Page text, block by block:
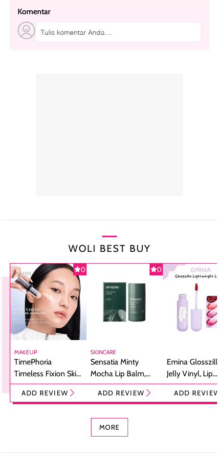
Komentar
Tulis komentar Anda....
WOLI BEST BUY
0
MAKEUP
TimePhoria
Timeless Fixion Skin
Tint Stick,
Foundation dan
ADD REVIEW
0
SKINCARE
Sensatia Minty
Mocha Lip Balm,
Pelembap Bibir
dengan Aroma
ADD REVIEW
Emina
Jelly Vinyl, Lip
Cream Glossy
Ringan
ADD
MORE